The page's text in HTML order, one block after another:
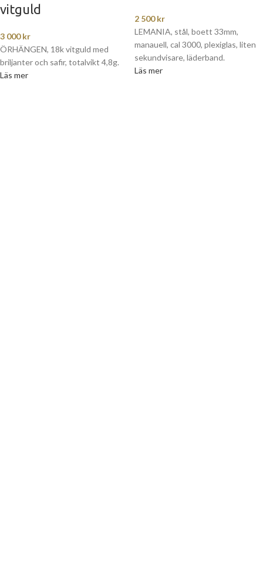
vitguld
3 000kr
ÖRHÄNGEN, 18k vitguld med
briljanter och safir, totalvikt 4,8g.
Läs mer
2 500kr
LEMANIA, stål, boett 33mm,
manauell, cal 3000, plexiglas, liten
sekundvisare, läderband.
Läs mer